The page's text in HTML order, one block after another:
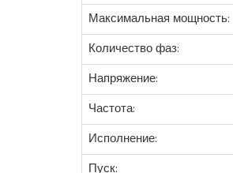
Максимальная мощность:
Количество фаз:
Напряжение:
Частота:
Исполнение:
Пуск: